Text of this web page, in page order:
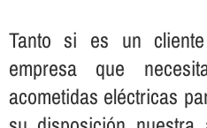
Tanto si es un
empresa que
acometidas eléctricas